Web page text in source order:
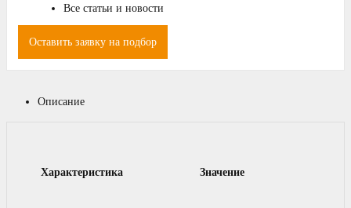
Все статьи и новости
Оставить заявку на подбор
Описание
Характеристика Значение